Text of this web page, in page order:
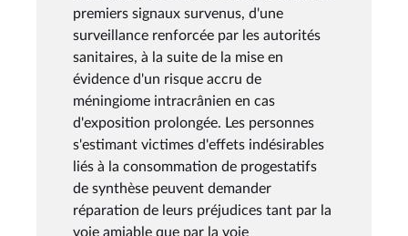
premiers signaux survenus, d'une
surveillance renforcée par les autorités
sanitaires, à la suite de la mise en
évidence d'un risque accru de
méningiome intracrânien en cas
d'exposition prolongée. Les personnes
s'estimant victimes d'effets indésirables
liés à la consommation de progestatifs
de synthèse peuvent demander
réparation de leurs préjudices tant par la
voie amiable que par la voie